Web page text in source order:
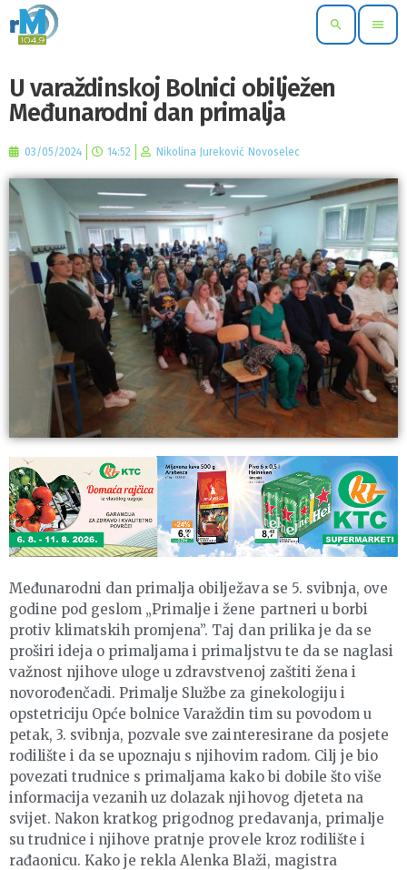
search menu
U varaždinskoj Bolnici obilježen
Međunarodni dan primalja
03/05/2024 14:52 Nikolina Jureković Novoselec
Međunarodni dan primalja obilježava se 5. svibnja, ove
godine pod geslom „Primalje i žene partneri u borbi
protiv klimatskih promjena”. Taj dan prilika je da se
proširi ideja o primaljama i primaljstvu te da se naglasi
važnost njihove uloge u zdravstvenoj zaštiti žena i
novorođenčadi. Primalje Službe za ginekologiju i
opstetriciju Opće bolnice Varaždin tim su povodom u
petak, 3. svibnja, pozvale sve zainteresirane da posjete
rodilište i da se upoznaju s njihovim radom. Cilj je bio
povezati trudnice s primaljama kako bi dobile što više
informacija vezanih uz dolazak njihovog djeteta na
svijet. Nakon kratkog prigodnog predavanja, primalje
su trudnice i njihove pratnje provele kroz rodilište i
rađaonicu. Kako je rekla Alenka Blaži, magistra